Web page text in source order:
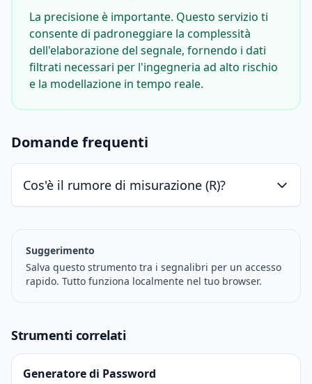
La precisione è importante. Questo servizio ti
consente di padroneggiare la complessità
dell'elaborazione del segnale, fornendo i dati
filtrati necessari per l'ingegneria ad alto rischio
e la modellazione in tempo reale.
Domande frequenti
Cos'è il rumore di misurazione (R)?
Suggerimento
Salva questo strumento tra i segnalibri per un accesso
rapido. Tutto funziona localmente nel tuo browser.
Strumenti correlati
Generatore di Password